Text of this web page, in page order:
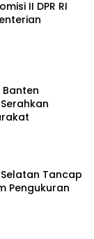
II DPR RI
Banten
Tancap
Pengukuran